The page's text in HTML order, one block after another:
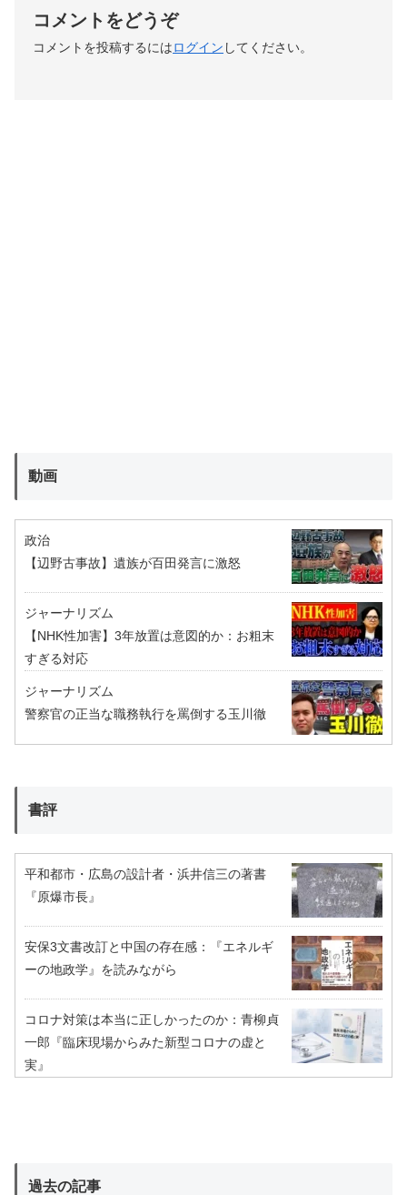
コメントをどうぞ
コメントを投稿するにはログイン してください。
動画
政治
【辺野古事故】遺族が百田発言に激怒
ジャーナリズム
【NHK性加害】3年放置は意図的か：お粗末
すぎる対応
ジャーナリズム
警察官の正当な職務執行を罵倒する玉川徹
書評
平和都市・広島の設計者・浜井信三の著書
『原爆市長』
安保3文書改訂と中国の存在感：『エネルギ
ーの地政学』を読みながら
コロナ対策は本当に正しかったのか：青柳貞
一郎『臨床現場からみた新型コロナの虚と
実』
過去の記事